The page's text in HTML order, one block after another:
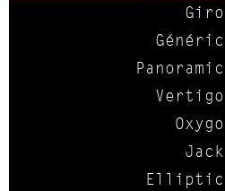
Giro
Généric
Panoramic
Vertigo
Oxygo
Jack
Elliptic